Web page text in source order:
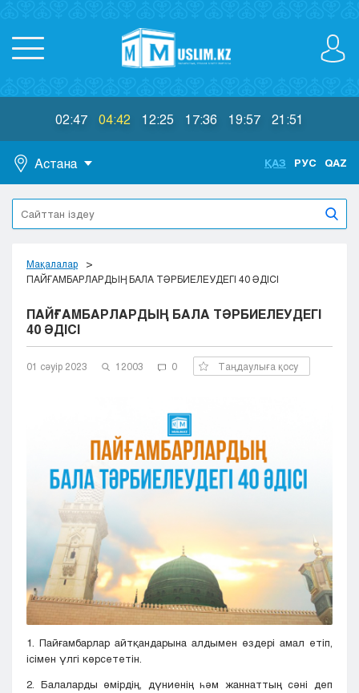
02:47 04:42 12:25 17:36 19:57 21:51
Астана
Астана
Алматы
Актобе
Атырау
Караганда
Кокшетау
Кызылорда
Тараз
Туркестан
Уральск
Усть-Каменогорск
Шымкент
ҚАЗ РУС QAZ
Мақалалар
ПАЙҒАМБАРЛАРДЫҢ БАЛА ТӘРБИЕЛЕУДЕГІ 40 ӘДІСІ
ПАЙҒАМБАРЛАРДЫҢ БАЛА ТӘРБИЕЛЕУДЕГІ
40 ӘДІСІ
01 сәуір 2023 12003 0 Таңдаулыға қосу
1. Пайғамбарлар айтқандарына алдымен өздері амал етіп,
ісімен үлгі көрсететін.
2. Балаларды өмірдің, дүниенің һәм жаннаттың сәні деп